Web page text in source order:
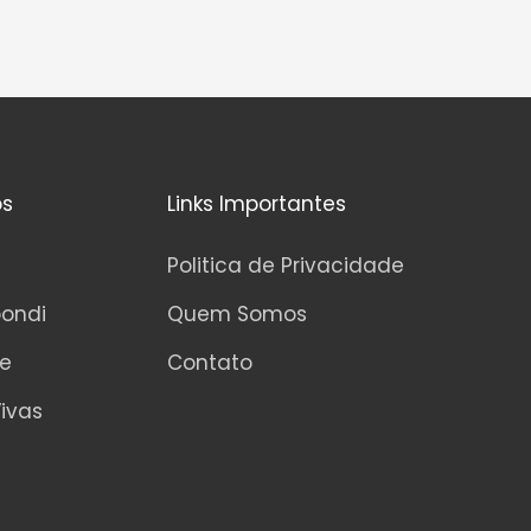
Links Importantes
Politica de Privacidade
Quem Somos
Contato